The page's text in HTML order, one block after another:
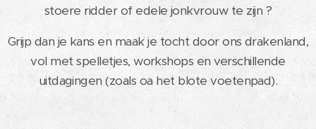
stoere ridder of edele jonkvrouw te zijn ?
Grijp dan je kans en maak je tocht door ons drakenland,
vol met spelletjes, workshops en verschillende
uitdagingen (zoals oa het blote voetenpad).